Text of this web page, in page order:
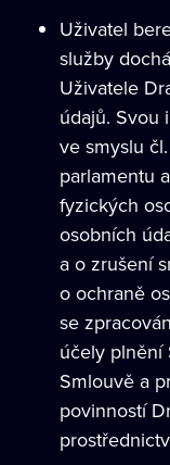
Uživatel
služby
Uživatele
údajů. Svou
ve smyslu
parlamentu
fyzických
osobních
a o zrušení
o ochraně
se
účely plnění
Smlouvě a
povinností